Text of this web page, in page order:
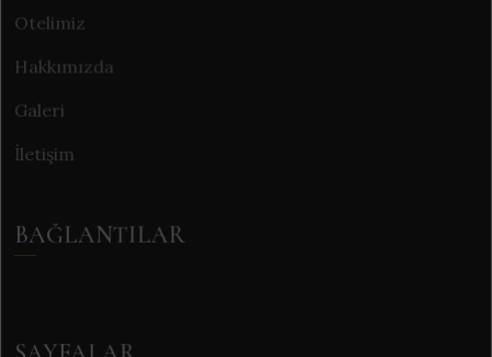
Otelimiz
Hakkımızda
Galeri
İletişim
BAĞLANTILAR